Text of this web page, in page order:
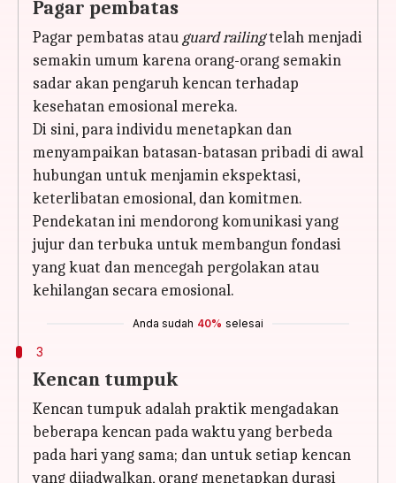
Pagar pembatas
Pagar pembatas atau guard railingtelah menjadi
semakin umum karena orang-orang semakin
sadar akan pengaruh kencan terhadap
kesehatan emosional mereka.
Di sini, para individu menetapkan dan
menyampaikan batasan-batasan pribadi di awal
hubungan untuk menjamin ekspektasi,
keterlibatan emosional, dan komitmen.
Pendekatan ini mendorong komunikasi yang
jujur dan terbuka untuk membangun fondasi
yang kuat dan mencegah pergolakan atau
kehilangan secara emosional.
Anda sudah 40% selesai
3
Kencan tumpuk
Kencan tumpuk adalah praktik mengadakan
beberapa kencan pada waktu yang berbeda
pada hari yang sama; dan untuk setiap kencan
yang dijadwalkan, orang menetapkan durasi